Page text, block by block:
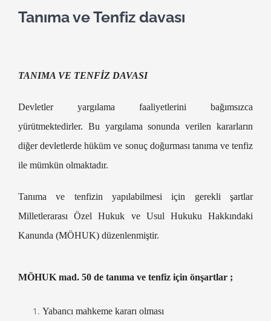
Larger
Tanıma ve Tenfiz davası
TANIMA VE TENFİZ DAVASI
Devletler yargılama faaliyetlerini bağımsızca
yürütmektedirler. Bu yargılama sonunda verilen kararların
diğer devletlerde hüküm ve sonuç doğurması tanıma ve tenfiz
ile mümkün olmaktadır.
Tanıma ve tenfizin yapılabilmesi için gerekli şartlar
Milletlerarası Özel Hukuk ve Usul Hukuku Hakkındaki
Kanunda (MÖHUK) düzenlenmiştir.
MÖHUK mad. 50 de tanıma ve tenfiz için önşartlar ;
Yabancı mahkeme kararı olması